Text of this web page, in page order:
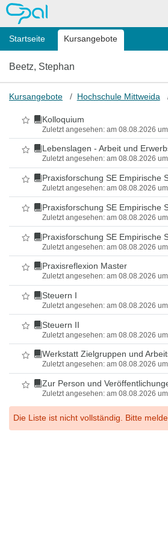
OPAL
Startseite Kursangebote
Beetz, Stephan
Kursangebote Hochschule Mittweida
Als Favorit markieren
Kolloquium
Zuletzt angesehen: am 08.08.2026
Als Favorit markieren
Lebenslagen - Arbeit und
Zuletzt angesehen: am 08.08.2026
Als Favorit markieren
Praxisforschung SE Empirische
Zuletzt angesehen: am 08.08.2026
Als Favorit markieren
Praxisforschung SE Empirische
Zuletzt angesehen: am 08.08.2026
Als Favorit markieren
Praxisforschung SE Empirische
Zuletzt angesehen: am 08.08.2026
Als Favorit markieren
Praxisreflexion Master
Zuletzt angesehen: am 08.08.2026
Als Favorit markieren
Steuern I
Zuletzt angesehen: am 08.08.2026
Als Favorit markieren
Steuern II
Zuletzt angesehen: am 08.08.2026
Als Favorit markieren
Werkstatt Zielgruppen und
Zuletzt angesehen: am 08.08.2026
Als Favorit markieren
Zur Person und
Zuletzt angesehen: am 08.08.2026
Die Liste ist nicht vollständig. Bitte